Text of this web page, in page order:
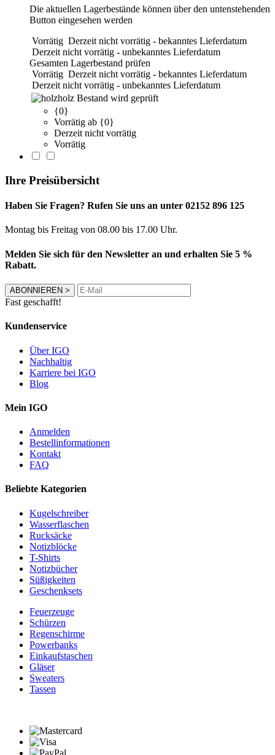
Die aktuellen Lagerbestände können über den untenstehenden
Button eingesehen werden
Vorrätig Derzeit nicht vorrätig - bekanntes Lieferdatum
Derzeit nicht vorrätig - unbekanntes Lieferdatum
Gesamten Lagerbestand prüfen
Vorrätig Derzeit nicht vorrätig - bekanntes Lieferdatum
Derzeit nicht vorrätig - unbekanntes Lieferdatum
holz Bestand wird geprüft
{0}
Vorrätig ab {0}
Derzeit nicht vorrätig
Vorrätig
Ihre Preisübersicht
Haben Sie Fragen? Rufen Sie uns an unter 02152 896 125
Montag bis Freitag von 08.00 bis 17.00 Uhr.
Melden Sie sich für den Newsletter an und erhalten Sie 5 %
Rabatt.
ABONNIEREN >
Fast geschafft!
Kundenservice
Über IGO
Nachhaltig
Karriere bei IGO
Blog
Mein IGO
Anmelden
Bestellinformationen
Kontakt
FAQ
Beliebte Kategorien
Kugelschreiber
Wasserflaschen
Rucksäcke
Notizblöcke
T-Shirts
Notizbücher
Süßigkeiten
Geschenksets
Feuerzeuge
Schürzen
Regenschirme
Powerbanks
Einkaufstaschen
Gläser
Sweaters
Tassen